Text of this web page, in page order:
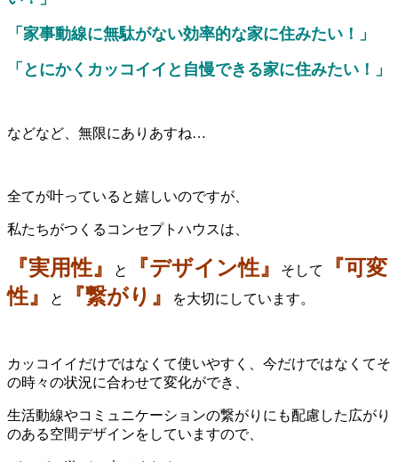
「家事動線に無駄がない効率的な家に住みたい！」
「とにかくカッコイイと自慢できる家に住みたい！」
などなど、無限にありあすね…
全てが叶っていると嬉しいのですが、
私たちがつくるコンセプトハウスは、
『実用性』 と 『デザイン性』 そして
『可変
性』
と 『繋がり』 を大切にしています。
カッコイイだけではなくて使いやすく、今だけではなくてそ
の時々の状況に合わせて変化ができ、
生活動線やコミュニケーションの繋がりにも配慮した広がり
のある空間デザインをしていますので、